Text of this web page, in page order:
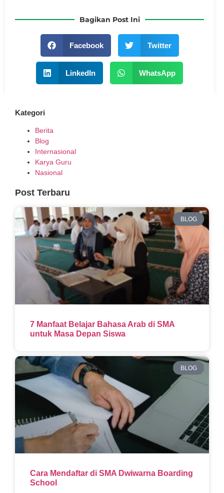
Bagikan Post Ini
Facebook Twitter
LinkedIn WhatsApp
Kategori
Berita
Blog
Internasional
Karya Guru
Nasional
Post Terbaru
BLOG
7 Manfaat Belajar Bahasa Arab di SMA
untuk Masa Depan Siswa
BLOG
Cara Mendaftar di SMA Dwiwarna Boarding
School